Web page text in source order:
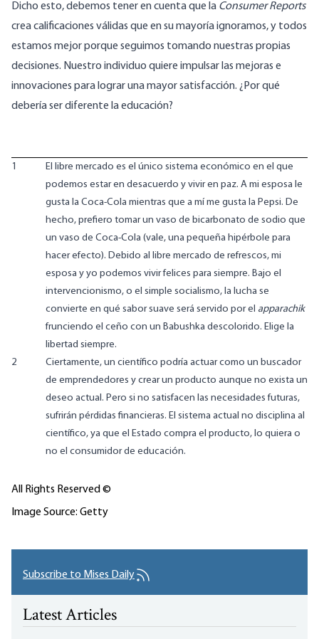
Dicho esto, debemos tener en cuenta que la Consumer Reports
crea calificaciones válidas que en su mayoría ignoramos, y todos
estamos mejor porque seguimos tomando nuestras propias
decisiones. Nuestro individuo quiere impulsar las mejoras e
innovaciones para lograr una mayor satisfacción. ¿Por qué
debería ser diferente la educación?
1
El libre mercado es el único sistema económico en el que
podemos estar en desacuerdo y vivir en paz. A mi esposa le
gusta la Coca-Cola mientras que a mí me gusta la Pepsi. De
hecho, prefiero tomar un vaso de bicarbonato de sodio que
un vaso de Coca-Cola (vale, una pequeña hipérbole para
hacer efecto). Debido al libre mercado de refrescos, mi
esposa y yo podemos vivir felices para siempre. Bajo el
intervencionismo, o el simple socialismo, la lucha se
convierte en qué sabor suave será servido por el apparachik
frunciendo el ceño con un Babushka descolorido. Elige la
libertad siempre.
2
Ciertamente, un científico podría actuar como un buscador
de emprendedores y crear un producto aunque no exista un
deseo actual. Pero si no satisfacen las necesidades futuras,
sufrirán pérdidas financieras. El sistema actual no disciplina al
científico, ya que el Estado compra el producto, lo quiera o
no el consumidor de educación.
All Rights Reserved ©
Image Source: Getty
Subscribe to Mises Daily
Latest Articles